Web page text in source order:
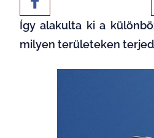
Így alakulta ki a
milyen területeken